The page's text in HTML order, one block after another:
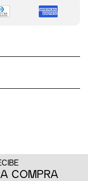
COMPRA